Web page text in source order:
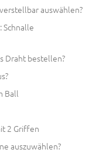
auswählen?
Draht bestellen?
Ball
2 Griffen
auszuwählen?